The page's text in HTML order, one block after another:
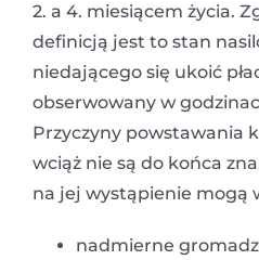
2. a 4. miesiącem życia.
definicją jest to stan
niedającego się ukoić
obserwowany w
Przyczyny powstawania
wciąż nie są do końca
na jej wystąpienie mogą
nadmierne